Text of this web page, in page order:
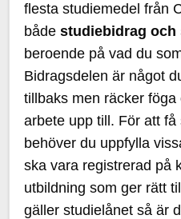
flesta studiemedel från
bådestudiebidrag och
beroende på vad du
Bidragsdelen är något
tillbaks men räcker
arbete upp till. För att
behöver du uppfylla
ska vara registrerad på
utbildning som ger rätt
gäller studielånet så är